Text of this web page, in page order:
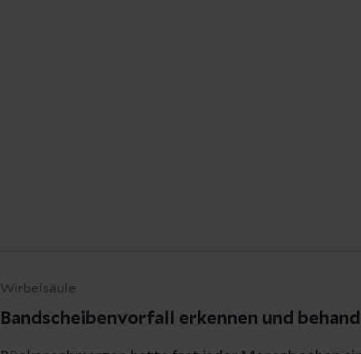
Wirbelsäule
Bandscheibenvorfall erkennen und